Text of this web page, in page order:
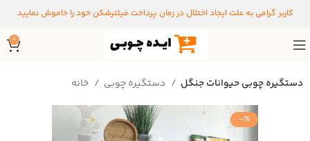
کاربر گرامی به علت ایجاد اختلال در زمان پرداخت فیلترشکن خود را خاموش نمایید
0
خانه دستگیره‌ چوبی دستگیره چوبی حیوانات جنگل
-1%